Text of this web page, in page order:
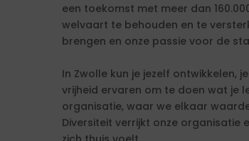
een toekomst met meer dan
welvaart te behouden en te
brengen en onze passie voor de
In Zwolle kun je jezelf ontwikkelen,
vrijheid ervaren om te doen wat je
organisatie, waar we elkaar
Diversiteit verrijkt onze organisatie